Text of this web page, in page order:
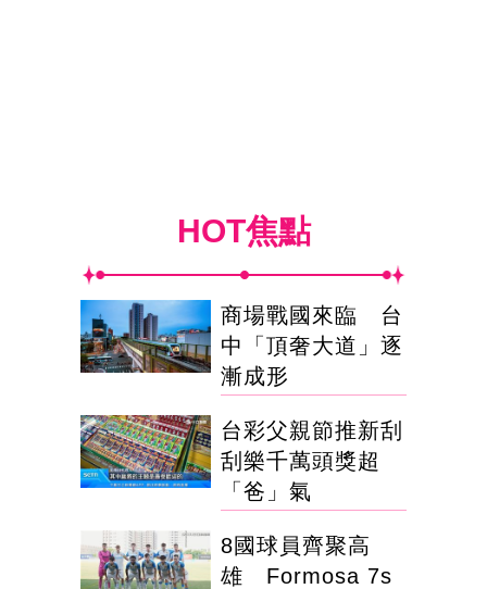
HOT焦點
商場戰國來臨 台
中「頂奢大道」逐
漸成形
台彩父親節推新刮
刮樂千萬頭獎超
「爸」氣
8國球員齊聚高
雄 Formosa 7s